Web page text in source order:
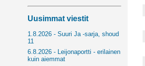
Uusimmat viestit
1.8.2026 - Suuri Ja -sarja, shoud
11
6.8.2026 - Leijonaportti - erilainen
kuin aiemmat